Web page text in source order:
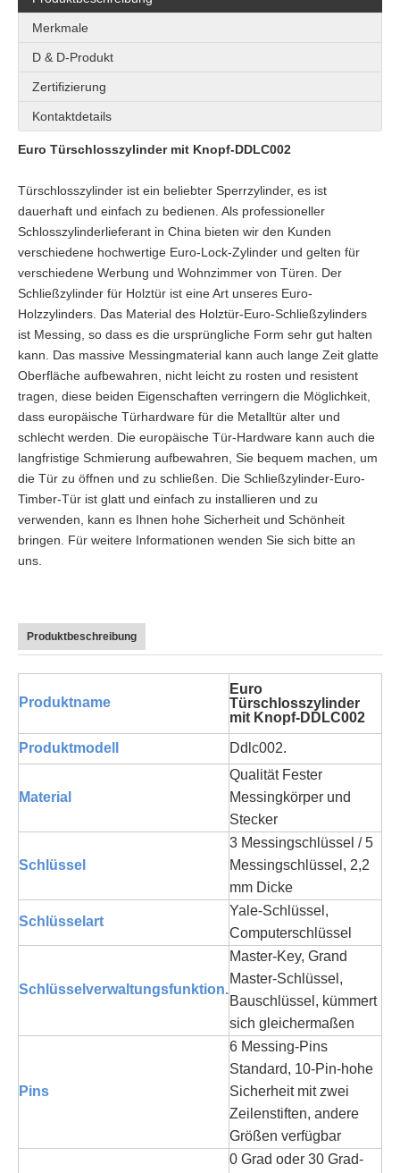
Merkmale
D & D-Produkt
Zertifizierung
Kontaktdetails
Euro Türschlosszylinder mit Knopf-DDLC002
Türschlosszylinder ist ein beliebter Sperrzylinder, es ist
dauerhaft und einfach zu bedienen. Als professioneller
Schlosszylinderlieferant in China bieten wir den Kunden
verschiedene hochwertige Euro-Lock-Zylinder und gelten für
verschiedene Werbung und Wohnzimmer von Türen. Der
Schließzylinder für Holztür ist eine Art unseres Euro-
Holzzylinders. Das Material des Holztür-Euro-Schließzylinders
ist Messing, so dass es die ursprüngliche Form sehr gut halten
kann. Das massive Messingmaterial kann auch lange Zeit glatte
Oberfläche aufbewahren, nicht leicht zu rosten und resistent
tragen, diese beiden Eigenschaften verringern die Möglichkeit,
dass europäische Türhardware für die Metalltür alter und
schlecht werden. Die europäische Tür-Hardware kann auch die
langfristige Schmierung aufbewahren, Sie bequem machen, um
die Tür zu öffnen und zu schließen. Die Schließzylinder-Euro-
Timber-Tür ist glatt und einfach zu installieren und zu
verwenden, kann es Ihnen hohe Sicherheit und Schönheit
bringen. Für weitere Informationen wenden Sie sich bitte an
uns.
Produktbeschreibung
Produktname
Euro
Türschlosszylinder
mit Knopf-DDLC002
Produktmodell
Ddlc002.
Material
Qualität Fester
Messingkörper und
Stecker
Schlüssel
3 Messingschlüssel / 5
Messingschlüssel, 2,2
mm Dicke
Schlüsselart
Yale-Schlüssel,
Computerschlüssel
Schlüsselverwaltungsfunktion.
Master-Key, Grand
Master-Schlüssel,
Bauschlüssel, kümmert
sich gleichermaßen
Pins
6 Messing-Pins
Standard, 10-Pin-hohe
Sicherheit mit zwei
Zeilenstiften, andere
Größen verfügbar
0 Grad oder 30 Grad-